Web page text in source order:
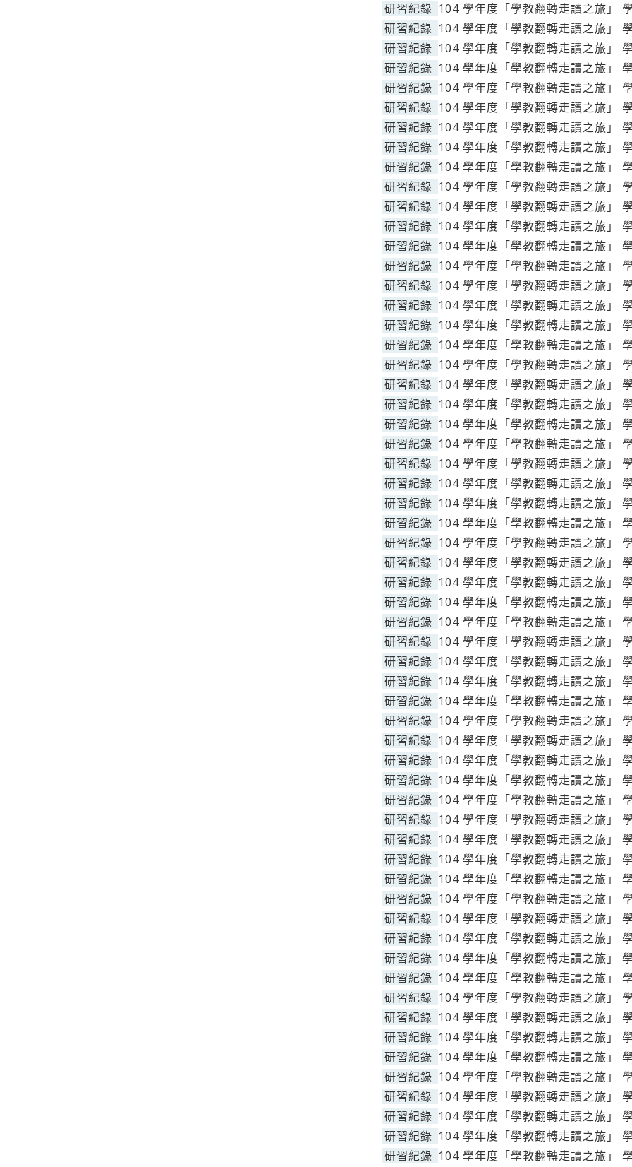
研習紀錄 104 學年度「學教翻轉走讀之旅」
研習紀錄 104 學年度「學教翻轉走讀之旅」
研習紀錄 104 學年度「學教翻轉走讀之旅」
研習紀錄 104 學年度「學教翻轉走讀之旅」
研習紀錄 104 學年度「學教翻轉走讀之旅」
研習紀錄 104 學年度「學教翻轉走讀之旅」
研習紀錄 104 學年度「學教翻轉走讀之旅」
研習紀錄 104 學年度「學教翻轉走讀之旅」
研習紀錄 104 學年度「學教翻轉走讀之旅」
研習紀錄 104 學年度「學教翻轉走讀之旅」
研習紀錄 104 學年度「學教翻轉走讀之旅」
研習紀錄 104 學年度「學教翻轉走讀之旅」
研習紀錄 104 學年度「學教翻轉走讀之旅」
研習紀錄 104 學年度「學教翻轉走讀之旅」
研習紀錄 104 學年度「學教翻轉走讀之旅」
研習紀錄 104 學年度「學教翻轉走讀之旅」
研習紀錄 104 學年度「學教翻轉走讀之旅」
研習紀錄 104 學年度「學教翻轉走讀之旅」
研習紀錄 104 學年度「學教翻轉走讀之旅」
研習紀錄 104 學年度「學教翻轉走讀之旅」
研習紀錄 104 學年度「學教翻轉走讀之旅」
研習紀錄 104 學年度「學教翻轉走讀之旅」
研習紀錄 104 學年度「學教翻轉走讀之旅」
研習紀錄 104 學年度「學教翻轉走讀之旅」
研習紀錄 104 學年度「學教翻轉走讀之旅」
研習紀錄 104 學年度「學教翻轉走讀之旅」
研習紀錄 104 學年度「學教翻轉走讀之旅」
研習紀錄 104 學年度「學教翻轉走讀之旅」
研習紀錄 104 學年度「學教翻轉走讀之旅」
研習紀錄 104 學年度「學教翻轉走讀之旅」
研習紀錄 104 學年度「學教翻轉走讀之旅」
研習紀錄 104 學年度「學教翻轉走讀之旅」
研習紀錄 104 學年度「學教翻轉走讀之旅」
研習紀錄 104 學年度「學教翻轉走讀之旅」
研習紀錄 104 學年度「學教翻轉走讀之旅」
研習紀錄 104 學年度「學教翻轉走讀之旅」
研習紀錄 104 學年度「學教翻轉走讀之旅」
研習紀錄 104 學年度「學教翻轉走讀之旅」
研習紀錄 104 學年度「學教翻轉走讀之旅」
研習紀錄 104 學年度「學教翻轉走讀之旅」
研習紀錄 104 學年度「學教翻轉走讀之旅」
研習紀錄 104 學年度「學教翻轉走讀之旅」
研習紀錄 104 學年度「學教翻轉走讀之旅」
研習紀錄 104 學年度「學教翻轉走讀之旅」
研習紀錄 104 學年度「學教翻轉走讀之旅」
研習紀錄 104 學年度「學教翻轉走讀之旅」
研習紀錄 104 學年度「學教翻轉走讀之旅」
研習紀錄 104 學年度「學教翻轉走讀之旅」
研習紀錄 104 學年度「學教翻轉走讀之旅」
研習紀錄 104 學年度「學教翻轉走讀之旅」
研習紀錄 104 學年度「學教翻轉走讀之旅」
研習紀錄 104 學年度「學教翻轉走讀之旅」
研習紀錄 104 學年度「學教翻轉走讀之旅」
研習紀錄 104 學年度「學教翻轉走讀之旅」
研習紀錄 104 學年度「學教翻轉走讀之旅」
研習紀錄 104 學年度「學教翻轉走讀之旅」
研習紀錄 104 學年度「學教翻轉走讀之旅」
研習紀錄 104 學年度「學教翻轉走讀之旅」
研習紀錄 104 學年度「學教翻轉走讀之旅」